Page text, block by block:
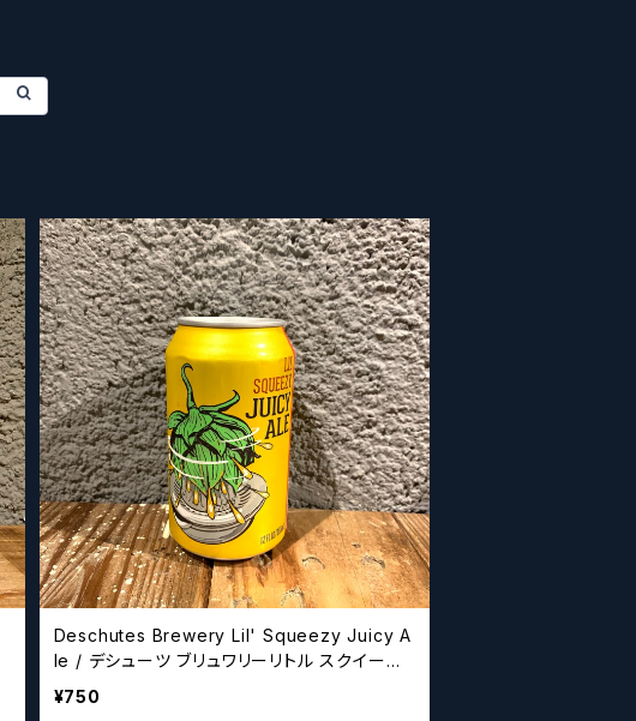
Deschutes Brewery Lil' Squeezy Juicy A
le / デシューツ ブリュワリーリトル スクイージ
ー ジューシー エール
¥750